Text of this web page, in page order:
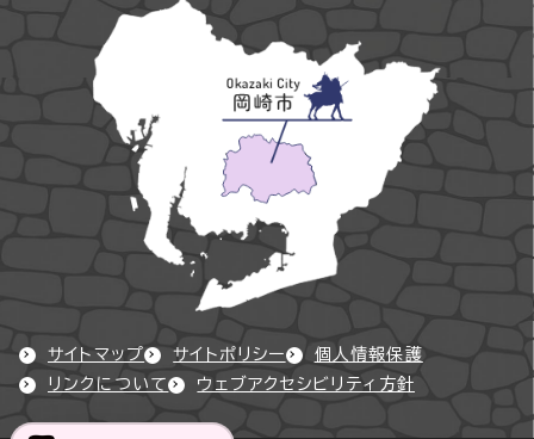
サイトマップ サイトポリシー
個人情報保護
リンクについて
ウェブアクセシビリティ方針